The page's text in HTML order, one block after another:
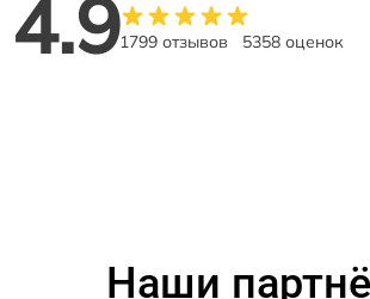
4.91799 отзывов 5358 оценок
Наши